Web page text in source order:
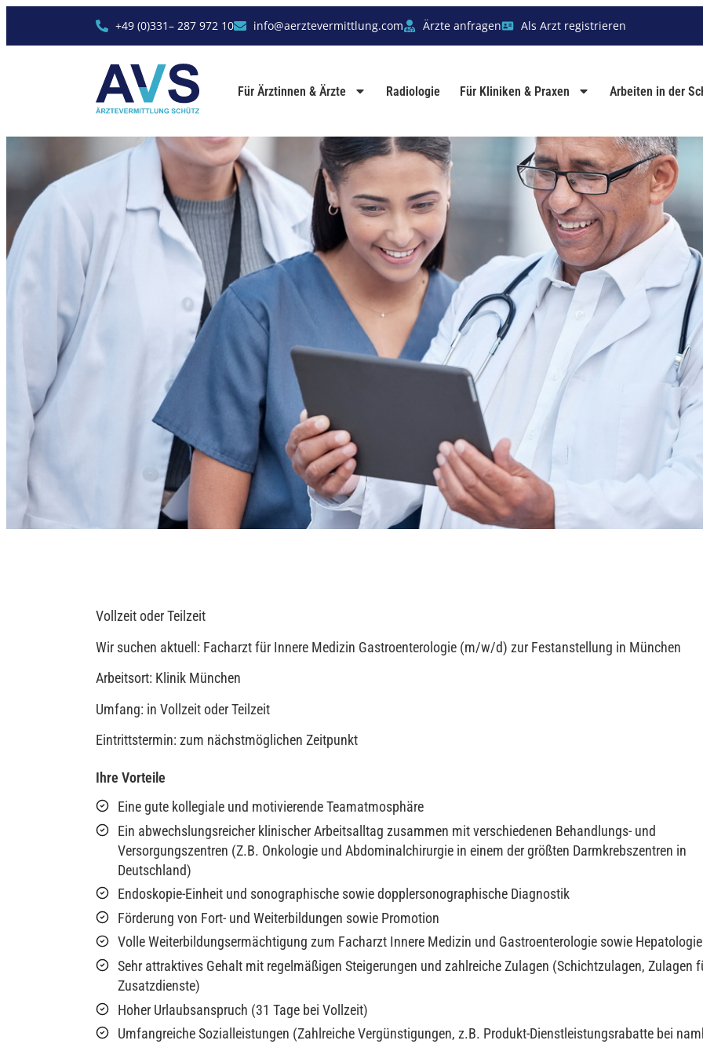
+49 (0)331– 287 972 10 info@aerztevermittlung.com Ärzte anfragen Als Arzt registrieren
Für Ärztinnen & Ärzte Radiologie Für Kliniken & Praxen Arbeiten in der
Vollzeit oder Teilzeit
Wir suchen aktuell: Facharzt für Innere Medizin Gastroenterologie (m/w/d) zur Festanstellung in München
Arbeitsort: Klinik München
Umfang: in Vollzeit oder Teilzeit
Eintrittstermin: zum nächstmöglichen Zeitpunkt
Ihre Vorteile
Eine gute kollegiale und motivierende Teamatmosphäre
Ein abwechslungsreicher klinischer Arbeitsalltag zusammen mit verschiedenen Behandlungs- und
Versorgungszentren (Z.B. Onkologie und Abdominalchirurgie in einem der größten Darmkrebszentren in
Deutschland)
Endoskopie-Einheit und sonographische sowie dopplersonographische Diagnostik
Förderung von Fort- und Weiterbildungen sowie Promotion
Volle Weiterbildungsermächtigung zum Facharzt Innere Medizin und Gastroenterologie sowie Hepatologie
Sehr attraktives Gehalt mit regelmäßigen Steigerungen und zahlreiche Zulagen (Schichtzulagen, Zulagen
Zusatzdienste)
Hoher Urlaubsanspruch (31 Tage bei Vollzeit)
Umfangreiche Sozialleistungen (Zahlreiche Vergünstigungen, z.B. Produkt-Dienstleistungsrabatte bei